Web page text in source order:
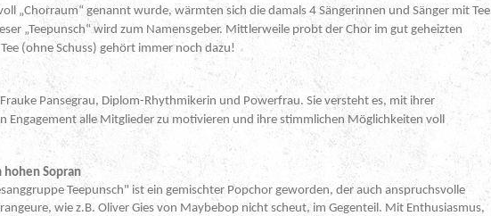
„Chorraum“ genannt wurde, wärmten sich die damals 4 Sängerinnen und Sänger mit Tee
„Teepunsch“ wird zum Namensgeber. Mittlerweile probt der Chor im gut geheizten
(ohne Schuss) gehört immer noch dazu!
Pansegrau, Diplom-Rhythmikerin und Powerfrau. Sie versteht es, mit ihrer
Engagement alle Mitglieder zu motivieren und ihre stimmlichen Möglichkeiten voll
hohen Sopran
Teepunsch" ist ein gemischter Popchor geworden, der auch anspruchsvolle
wie z.B. Oliver Gies von Maybebop nicht scheut, im Gegenteil. Mit Enthusiasmus,